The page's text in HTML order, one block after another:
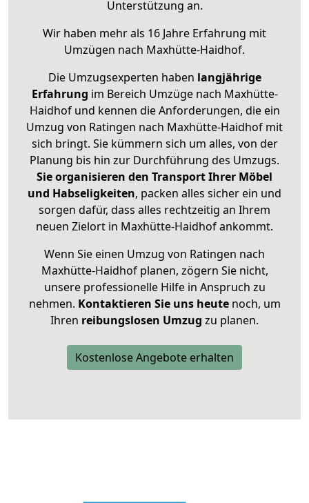
Unterstützung an.
Wir haben mehr als 16 Jahre Erfahrung mit
Umzügen nach Maxhütte-Haidhof.
Die Umzugsexperten haben langjährige
Erfahrung im Bereich Umzüge nach Maxhütte-
Haidhof und kennen die Anforderungen, die ein
Umzug von Ratingen nach Maxhütte-Haidhof mit
sich bringt. Sie kümmern sich um alles, von der
Planung bis hin zur Durchführung des Umzugs.
Sie organisieren den Transport Ihrer Möbel
und Habseligkeiten, packen alles sicher ein und
sorgen dafür, dass alles rechtzeitig an Ihrem
neuen Zielort in Maxhütte-Haidhof ankommt.
Wenn Sie einen Umzug von Ratingen nach
Maxhütte-Haidhof planen, zögern Sie nicht,
unsere professionelle Hilfe in Anspruch zu
nehmen. Kontaktieren Sie uns heutenoch, um
Ihren reibungslosen Umzug zu planen.
Kostenlose Angebote erhalten